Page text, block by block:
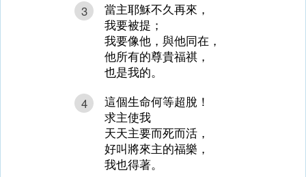
3
當主耶穌不久再來，
我要被提；
我要像他，與他同在，
他所有的尊貴福祺，
也是我的。
4
這個生命何等超脫！
求主使我
天天主要而死而活，
好叫將來主的福樂，
我也得著。